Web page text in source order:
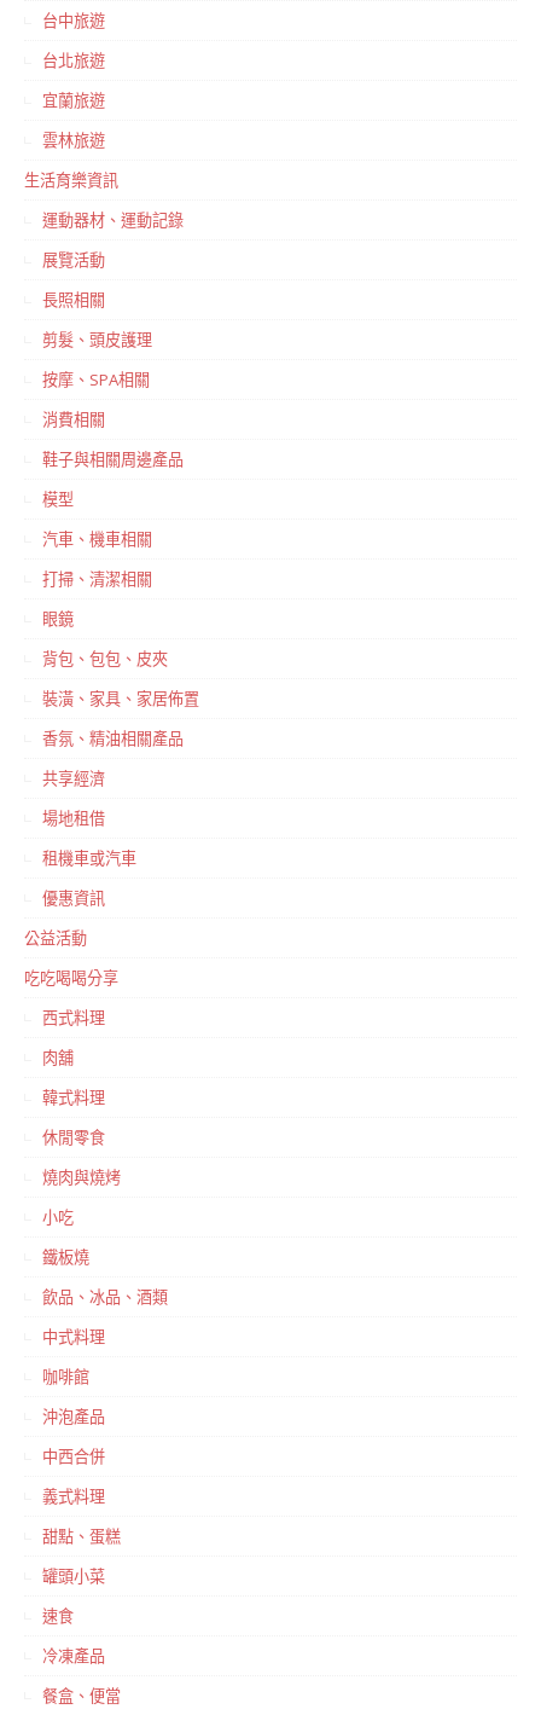
台中旅遊
台北旅遊
宜蘭旅遊
雲林旅遊
生活育樂資訊
運動器材、運動記錄
展覽活動
長照相關
剪髮、頭皮護理
按摩、SPA相關
消費相關
鞋子與相關周邊產品
模型
汽車、機車相關
打掃、清潔相關
眼鏡
背包、包包、皮夾
裝潢、家具、家居佈置
香氛、精油相關產品
共享經濟
場地租借
租機車或汽車
優惠資訊
公益活動
吃吃喝喝分享
西式料理
肉舖
韓式料理
休閒零食
燒肉與燒烤
小吃
鐵板燒
飲品、冰品、酒類
中式料理
咖啡館
沖泡產品
中西合併
義式料理
甜點、蛋糕
罐頭小菜
速食
冷凍產品
餐盒、便當